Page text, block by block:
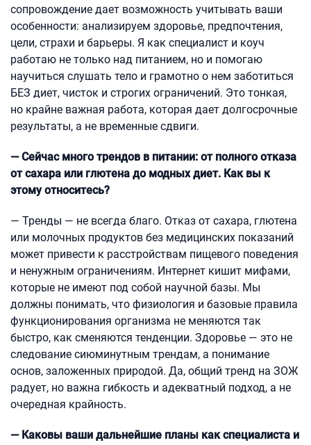
сопровождение дает возможность учитывать ваши
особенности: анализируем здоровье, предпочтения,
цели, страхи и барьеры. Я как специалист и коуч
работаю не только над питанием, но и помогаю
научиться слушать тело и грамотно о нем заботиться
БЕЗ диет, чисток и строгих ограничений. Это тонкая,
но крайне важная работа, которая дает долгосрочные
результаты, а не временные сдвиги.
— Сейчас много трендов в питании: от полного отказа
от сахара или глютена до модных диет. Как вы к
этому относитесь?
— Тренды — не всегда благо. Отказ от сахара, глютена
или молочных продуктов без медицинских показаний
может привести к расстройствам пищевого поведения
и ненужным ограничениям. Интернет кишит мифами,
которые не имеют под собой научной базы. Мы
должны понимать, что физиология и базовые правила
функционирования организма не меняются так
быстро, как сменяются тенденции. Здоровье — это не
следование сиюминутным трендам, а понимание
основ, заложенных природой. Да, общий тренд на ЗОЖ
радует, но важна гибкость и адекватный подход, а не
очередная крайность.
— Каковы ваши дальнейшие планы как специалиста и